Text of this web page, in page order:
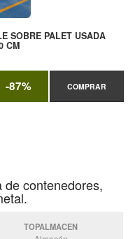
SOBRE PALET USADA
CM
-87% COMPRAR
de contenedores,
TOPALMACEN